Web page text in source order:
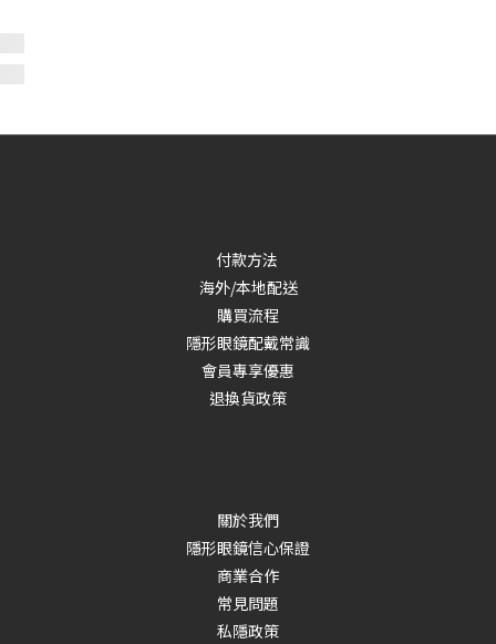
付款方法
海外/本地配送
購買流程
隱形眼鏡配戴常識
會員專享優惠
退換貨政策
關於我們
隱形眼鏡信心保證
商業合作
常見問題
私隱政策